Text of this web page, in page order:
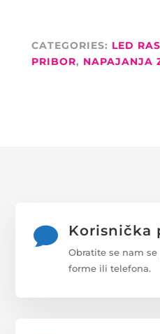
CATEGORIES: LED
PRIBOR, NAPAJANJA
 Korisnička
Obratite se nam
forme ili telefona.